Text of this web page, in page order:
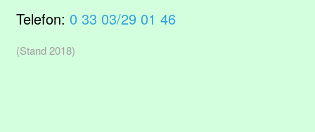
Telefon: 0 33 03/29 01 46
(Stand 2018)